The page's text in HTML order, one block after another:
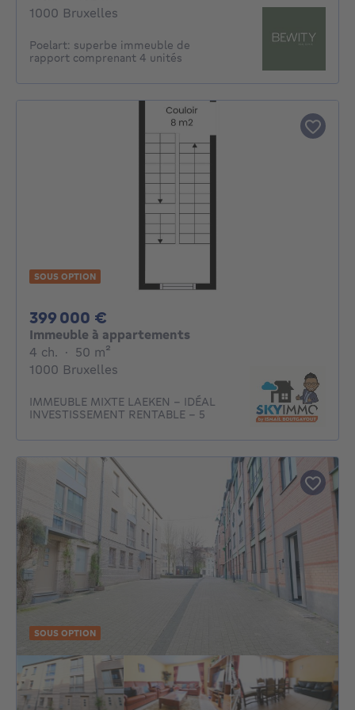
1000 Bruxelles
Poelart: superbe immeuble de
rapport comprenant 4 unités
SOUS OPTION
399 000 €
Immeuble à appartements
4 ch. 4 chambres
· 50 m²
1000 Bruxelles
IMMEUBLE MIXTE LAEKEN – IDÉAL
INVESTISSEMENT RENTABLE - 5
SOUS OPTION